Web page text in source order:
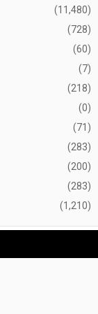
(11,480)
(728)
(60)
(7)
(218)
(0)
(71)
(283)
(200)
(283)
(1,210)